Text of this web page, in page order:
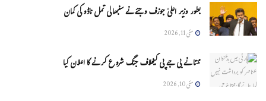
بطور وزیر اعلیٰ جوزف وجئے نے سنبھالی تمل ناڈو کی کمان
مئی 11, 2026
ممتا نے بی جے پی کیخلاف جنگ شروع کرنے کا اعلان کیا
مئی 10, 2026